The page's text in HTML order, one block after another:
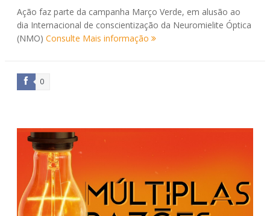
Ação faz parte da campanha Março Verde, em alusão ao
dia Internacional de conscientização da Neuromielite Óptica
(NMO) Consulte Mais informação
0